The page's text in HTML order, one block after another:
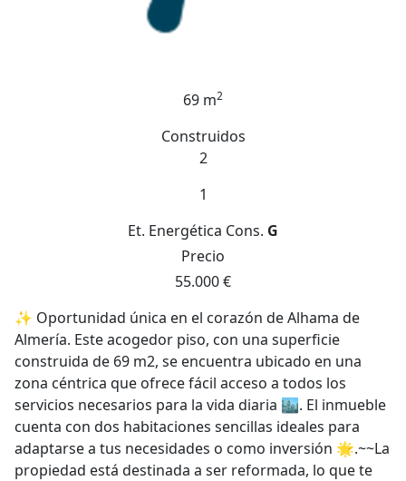
69 m2
Construidos
2
1
Et. Energética Cons. G
Precio
55.000 €
✨ Oportunidad única en el corazón de Alhama de
Almería. Este acogedor piso, con una superficie
construida de 69 m2, se encuentra ubicado en una
zona céntrica que ofrece fácil acceso a todos los
servicios necesarios para la vida diaria 🏙️. El inmueble
cuenta con dos habitaciones sencillas ideales para
adaptarse a tus necesidades o como inversión 🌟.~~La
propiedad está destinada a ser reformada, lo que te